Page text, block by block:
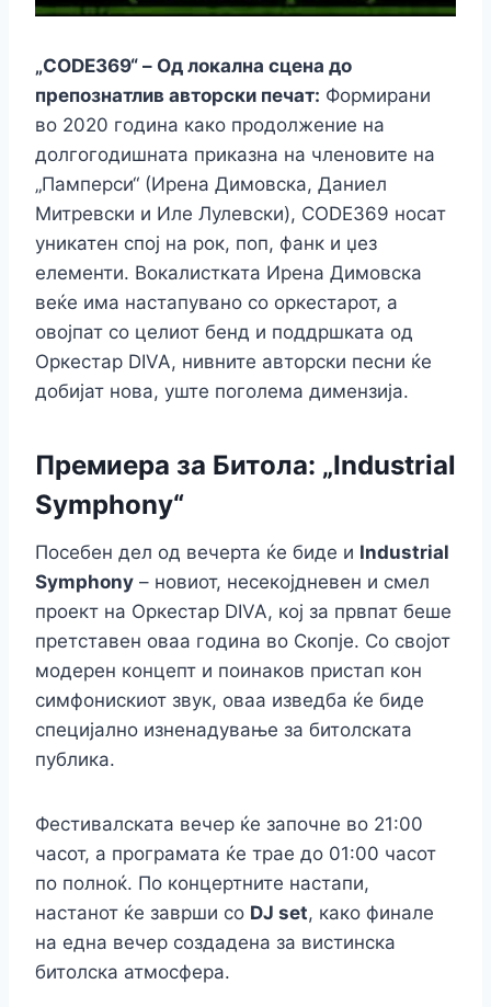
„CODE369“ – Од локална сцена до
препознатлив авторски печат: Формирани
во 2020 година како продолжение на
долгогодишната приказна на членовите на
„Памперси“ (Ирена Димовска, Даниел
Митревски и Иле Лулевски), CODE369 носат
уникатен спој на рок, поп, фанк и џез
елементи. Вокалистката Ирена Димовска
веќе има настапувано со оркестарот, а
овојпат со целиот бенд и поддршката од
Оркестар DIVA, нивните авторски песни ќе
добијат нова, уште поголема димензија.
Премиера за Битола: „Industrial
Symphony“
Посебен дел од вечерта ќе биде и Industrial
Symphony – новиот, несекојдневен и смел
проект на Оркестар DIVA, кој за првпат беше
претставен оваа година во Скопје. Со својот
модерен концепт и поинаков пристап кон
симфонискиот звук, оваа изведба ќе биде
специјално изненадување за битолската
публика.
Фестивалската вечер ќе започне во 21:00
часот, а програмата ќе трае до 01:00 часот
по полноќ. По концертните настапи,
настанот ќе заврши со DJ set, како финале
на една вечер создадена за вистинска
битолска атмосфера.